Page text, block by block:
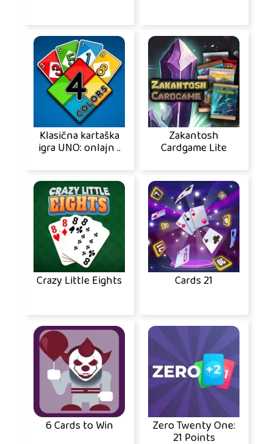
Klasična kartaška
igra UNO: onlajn ..
Zakantosh
Cardgame Lite
Crazy Little Eights Cards 21
6 Cards to Win Zero Twenty One:
21 Points